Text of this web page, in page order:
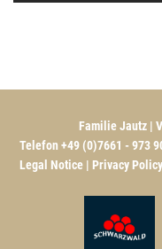
Familie Jautz |
Telefon +49 (0)7661 - 973
Legal Notice| Privacy Policy